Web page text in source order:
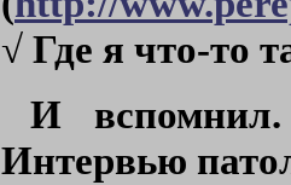
√ Где я что-то
И
Интервью